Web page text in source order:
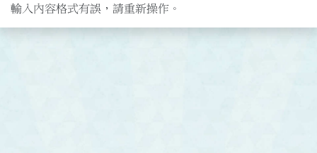
輸入內容格式有誤，請重新操作。